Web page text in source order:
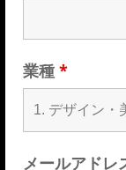
業種 *
メールアドレ